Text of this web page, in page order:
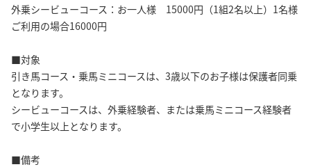
外乗シービューコース：お一人様 15000円（1組2名以上）1名様
ご利用の場合16000円
■対象
引き馬コース・乗馬ミニコースは、3歳以下のお子様は保護者同乗
となります。
シービューコースは、外乗経験者、または乗馬ミニコース経験者
で小学生以上となります。
■備考